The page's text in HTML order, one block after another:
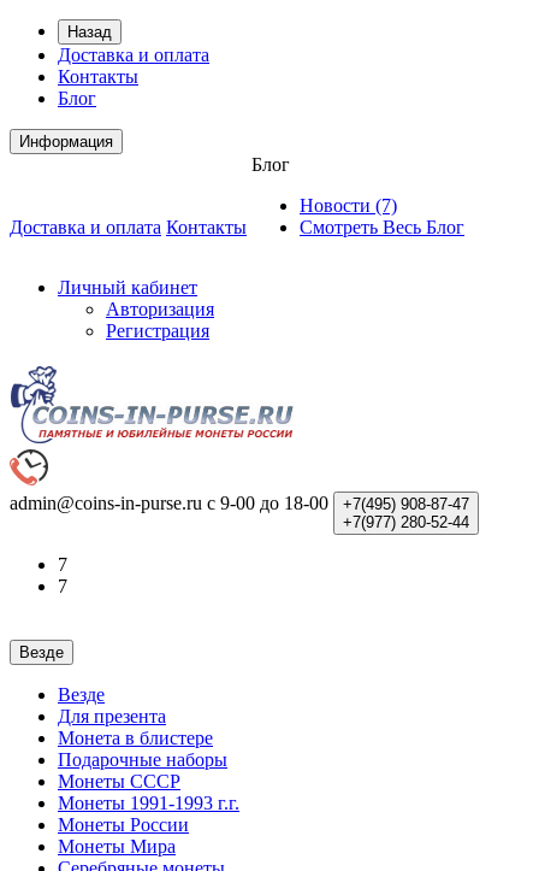
Назад
Доставка и оплата
Контакты
Блог
Информация
Доставка и оплата Контакты
Блог
Новости (7)
Смотреть Весь Блог
Личный кабинет
Авторизация
Регистрация
admin@coins-in-purse.ru с 9-00 до 18-00 +7(495) 908-87-47
+7(977) 280-52-44
7
7
Везде
Везде
Для презента
Монета в блистере
Подарочные наборы
Монеты СССР
Монеты 1991-1993 г.г.
Монеты России
Монеты Мира